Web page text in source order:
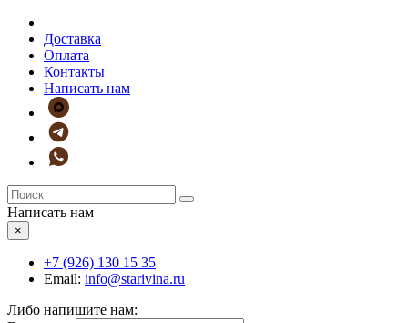
Доставка
Оплата
Контакты
Написать нам
Написать нам
×
+7 (926) 130 15 35
Email: info@starivina.ru
Либо напишите нам: